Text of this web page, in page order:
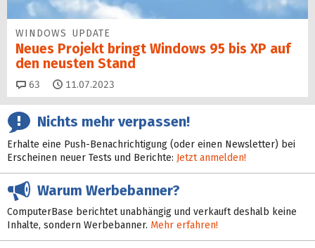
WINDOWS UPDATE
Neues Projekt bringt Windows 95 bis XP auf
den neusten Stand
63 Kommentare
11.07.2023
Nichts mehr verpassen!
Erhalte eine Push-Benachrichtigung (oder einen Newsletter) bei
Erscheinen neuer Tests und Berichte: Jetzt anmelden!
Warum Werbebanner?
ComputerBase berichtet unabhängig und verkauft deshalb keine
Inhalte, sondern Werbebanner. Mehr erfahren!